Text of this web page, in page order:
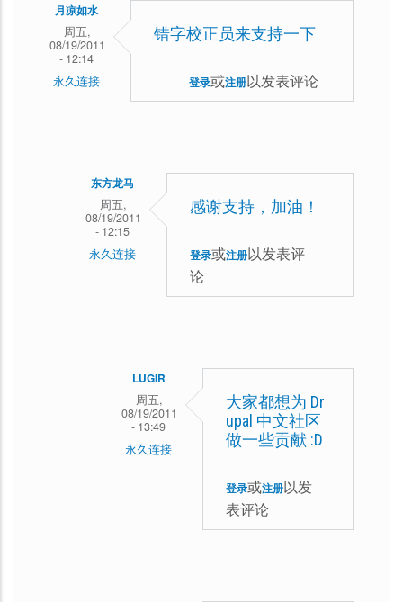
后
编
辑
月凉如水
周五,
08/19/2011
- 12:14
永久连接
错字校正员来支持一下
登录或注册以发表评论
东方龙马
周五,
08/19/2011
- 12:15
永久连接
感谢支持，加油！
登录或注册以发表评
论
LUGIR
周五,
08/19/2011
- 13:49
永久连接
大家都想为 Dr
upal 中文社区
做一些贡献 :D
登录或注册以发
表评论